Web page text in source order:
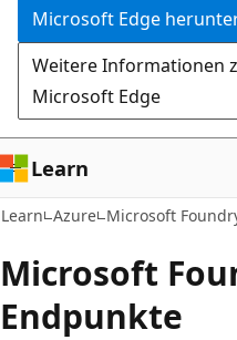
Microsoft Edge
Weitere Informationen
Microsoft Edge
Learn
Learn Azure Microsoft
Microsoft
Endpunkte